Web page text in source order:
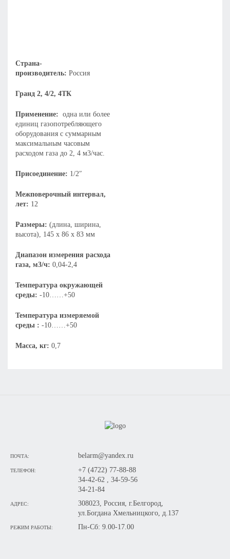
Страна-
производитель: Россия
Гранд 2, 4/2, 4ТК
Применение: одна или более
единиц газопотребляющего
оборудования с суммарным
максимальным часовым
расходом газа до 2, 4 м3/час.
Присоединение: 1/2ʺ
Межповерочный интервал,
лет: 12
Размеры: (длина, ширина,
высота), 145 х 86 х 83 мм
Диапазон измерения расхода
газа, м3/ч: 0,04-2,4
Температура окружающей
среды: -10……+50
Температура измеряемой
среды : -10……+50
Масса, кг: 0,7
ПОЧТА: belarm@yandex.ru
ТЕЛЕФОН:
+7 (4722) 77-88-88
34-42-62 , 34-59-56
34-21-84
АДРЕС:
308023, Россия, г.Белгород,
ул.Богдана Хмельницкого, д.137
РЕЖИМ РАБОТЫ: Пн-Сб: 9.00-17.00